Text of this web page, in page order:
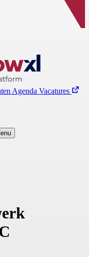
Agenda Vacatures